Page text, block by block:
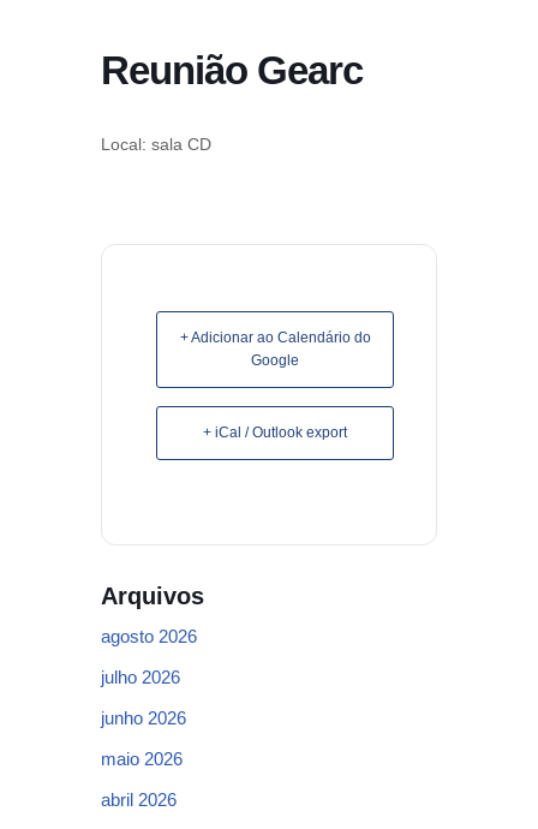
Reunião Gearc
Local: sala CD
+ Adicionar ao Calendário do
Google
+ iCal / Outlook export
Arquivos
agosto 2026
julho 2026
junho 2026
maio 2026
abril 2026